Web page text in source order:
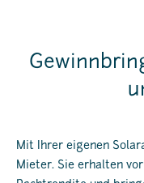
Mit Ihrer eigenen
Mieter. Sie erhalten